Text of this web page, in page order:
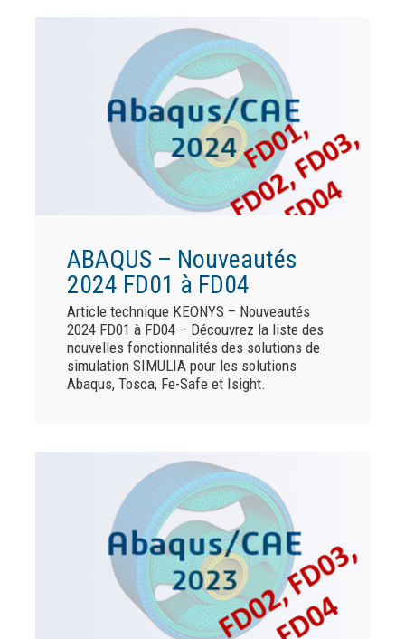
ABAQUS – Nouveautés
2024 FD01 à FD04
Article technique KEONYS – Nouveautés
2024 FD01 à FD04 – Découvrez la liste des
nouvelles fonctionnalités des solutions de
simulation SIMULIA pour les solutions
Abaqus, Tosca, Fe-Safe et Isight.